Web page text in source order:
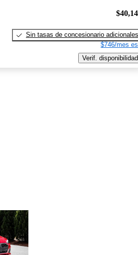
Sin tasas de concesionario adicionales
$746/mes
Verif. disponibilidad